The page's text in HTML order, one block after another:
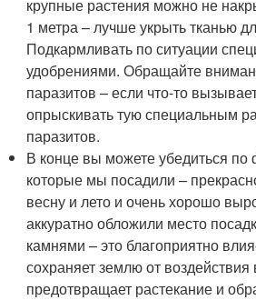
крупные растения можно не
1 метра – лучше укрыть тканью
Подкармливать по ситуации
удобрениями. Обращайте
паразитов – если что-то
опрыскивать тую специальным
паразитов.
В конце вы можете убедиться по
которые мы посадили –
весну и лето и очень хорошо
аккуратно обложили место
камнями – это благоприятно
сохраняет землю от
предотвращает растекание и